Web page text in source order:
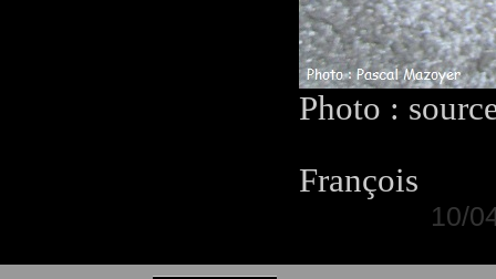
Photo :
François
10/